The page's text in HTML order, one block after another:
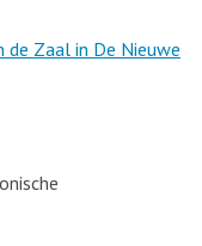
Zaal in De Nieuwe